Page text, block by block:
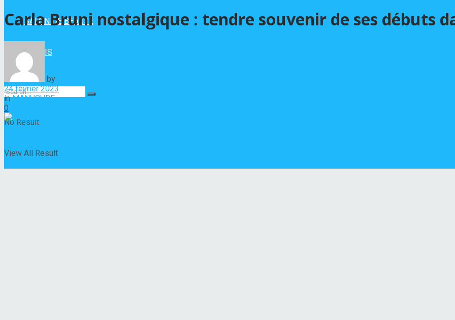
SALON DE BEAUTÉ
VERNIS
No Result
View All Result
Carla Bruni nostalgique : tendre souvenir de ses débuts
by
24 février 2023
in MANUCURE
0